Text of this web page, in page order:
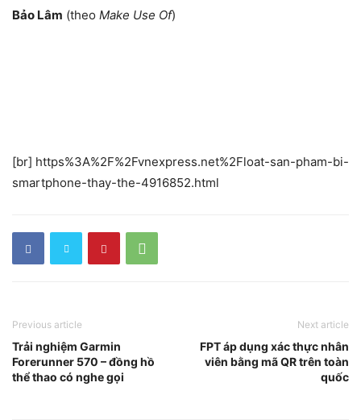
Bảo Lâm (theo Make Use Of)
[br] https%3A%2F%2Fvnexpress.net%2Float-san-pham-bi-
smartphone-thay-the-4916852.html
Previous article
Trải nghiệm Garmin
Forerunner 570 – đồng hồ
thể thao có nghe gọi
Next article
FPT áp dụng xác thực nhân
viên bằng mã QR trên toàn
quốc